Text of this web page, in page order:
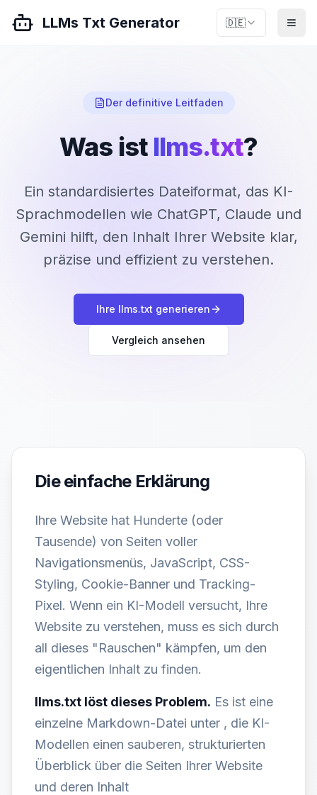
LLMs Txt Generator 🇩🇪
Der definitive Leitfaden
Was ist llms.txt?
Ein standardisiertes Dateiformat, das KI-
Sprachmodellen wie ChatGPT, Claude und
Gemini hilft, den Inhalt Ihrer Website klar,
präzise und effizient zu verstehen.
Ihre llms.txt generieren
Vergleich ansehen
Die einfache Erklärung
Ihre Website hat Hunderte (oder
Tausende) von Seiten voller
Navigationsmenüs, JavaScript, CSS-
Styling, Cookie-Banner und Tracking-
Pixel. Wenn ein KI-Modell versucht, Ihre
Website zu verstehen, muss es sich durch
all dieses "Rauschen" kämpfen, um den
eigentlichen Inhalt zu finden.
llms.txt löst dieses Problem. Es ist eine
einzelne Markdown-Datei unter , die KI-
Modellen einen sauberen, strukturierten
Überblick über die Seiten Ihrer Website
und deren Inhalt